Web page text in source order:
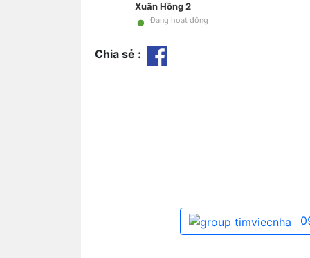
Xuân Hồng 2
• Đang hoạt động
Chia sẻ :